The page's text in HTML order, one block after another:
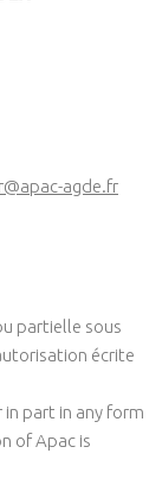
agde.fr
partielle sous
écrite
part in any form
of Apac is